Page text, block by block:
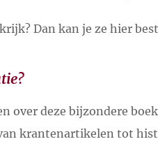
Dan kan je ze hier
over deze bijzondere
krantenartikelen tot